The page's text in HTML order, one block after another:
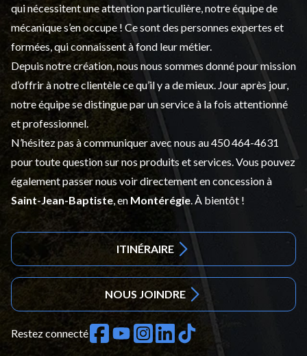
qui nécessitent une attention particulière, notre équipe de
mécanique s’en occupe ! Ce sont des personnes expertes et
formées, qui connaissent à fond leur métier.
Depuis notre création, nous nous sommes donné pour mission
d’offrir à notre clientèle ce qu’il y a de mieux. Jour après jour,
notre équipe se distingue par un service à la fois attentionné
et professionnel.
N’hésitez pas à communiquer avec nous au450 464-4631
pour toute question sur nos produits et services. Vous pouvez
également passer nous voir directement en concession à
Saint-Jean-Baptiste , en Montérégie . À bientôt !
ITINÉRAIRE
NOUS JOINDRE
Restez connecté